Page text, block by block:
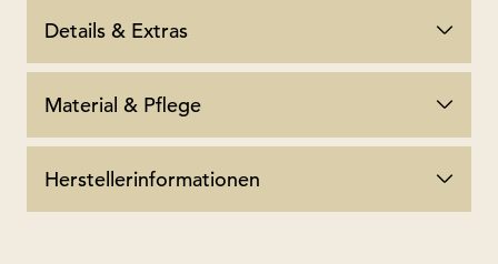
Details & Extras
Material & Pflege
Herstellerinformationen